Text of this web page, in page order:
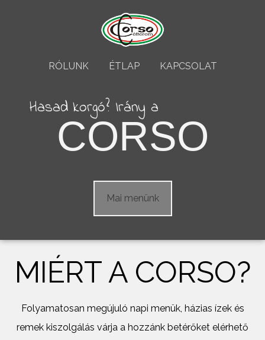
RÓLUNK ÉTLAP KAPCSOLAT
Hasad korgó? Irány a
CORSO
Mai menünk
MIÉRT A CORSO?
Folyamatosan megújuló napi menük, házias ízek és
remek kiszolgálás várja a hozzánk betérőket elérhető